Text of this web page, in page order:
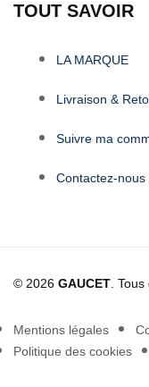
TOUT SAVOIR
LA MARQUE
Livraison &
Suivre ma
Contactez-nous
© 2026 GAUCET. Tous
Mentions légales
Politique des cookies